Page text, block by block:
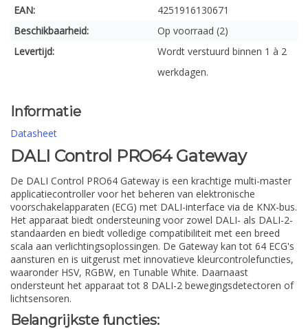
EAN:
4251916130671
Beschikbaarheid:
Op voorraad (2)
Levertijd:
Wordt verstuurd binnen 1 à 2
werkdagen.
Informatie
Datasheet
DALI Control PRO64 Gateway
De DALI Control PRO64 Gateway is een krachtige multi-master
applicatiecontroller voor het beheren van elektronische
voorschakelapparaten (ECG) met DALI-interface via de KNX-bus.
Het apparaat biedt ondersteuning voor zowel DALI- als DALI-2-
standaarden en biedt volledige compatibiliteit met een breed
scala aan verlichtingsoplossingen. De Gateway kan tot 64 ECG's
aansturen en is uitgerust met innovatieve kleurcontrolefuncties,
waaronder HSV, RGBW, en Tunable White. Daarnaast
ondersteunt het apparaat tot 8 DALI-2 bewegingsdetectoren of
lichtsensoren.
Belangrijkste functies: